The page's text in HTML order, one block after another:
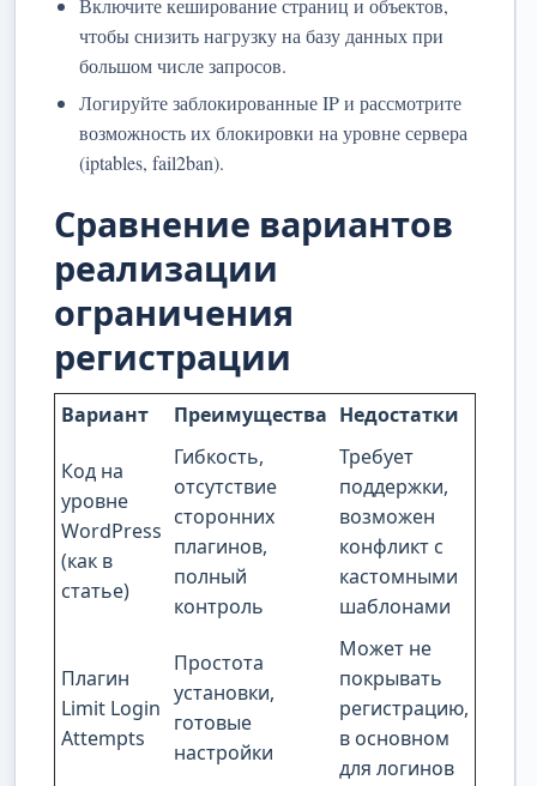
Включите кеширование страниц и объектов,
чтобы снизить нагрузку на базу данных при
большом числе запросов.
Логируйте заблокированные IP и рассмотрите
возможность их блокировки на уровне сервера
(iptables, fail2ban).
Сравнение вариантов
реализации
ограничения
регистрации
Вариант Преимущества Недостатки
Код на
уровне
WordPress
(как в
статье)
Гибкость,
отсутствие
сторонних
плагинов,
полный
контроль
Требует
поддержки,
возможен
конфликт с
кастомными
шаблонами
Плагин
Limit Login
Attempts
Простота
установки,
готовые
настройки
Может не
покрывать
регистрацию,
в основном
для логинов